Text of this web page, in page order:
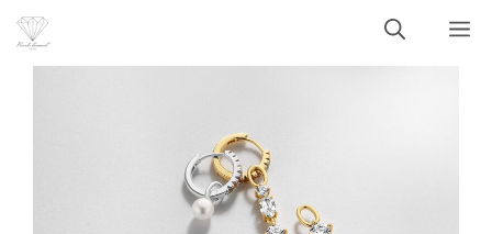
Aller
contenu